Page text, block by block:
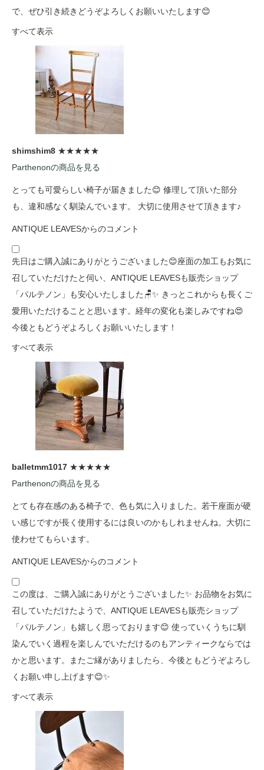
で、ぜひ引き続きどうぞよろしくお願いいたします😊
すべて表示
shimshim8 ★★★★★
Parthenonの商品を見る
とっても可愛らしい椅子が届きました😊 修理して頂いた部分
も、違和感なく馴染んでいます。 大切に使用させて頂きます♪
ANTIQUE LEAVESからのコメント
先日はご購入誠にありがとうございました😊座面の加工もお気に
召していただけたと伺い、ANTIQUE LEAVESも販売ショップ
「パルテノン」も安心いたしました🪑✨ きっとこれからも長くご
愛用いただけることと思います。経年の変化も楽しみですね😍
今後ともどうぞよろしくお願いいたします！
すべて表示
balletmm1017 ★★★★★
Parthenonの商品を見る
とても存在感のある椅子で、色も気に入りました。若干座面が硬
い感じですが長く使用するには良いのかもしれませんね。大切に
使わせてもらいます。
ANTIQUE LEAVESからのコメント
この度は、ご購入誠にありがとうございました✨ お品物をお気に
召していただけたようで、ANTIQUE LEAVESも販売ショップ
「パルテノン」も嬉しく思っております😊 使っていくうちに馴
染んでいく過程を楽しんでいただけるのもアンティークならでは
かと思います。またご縁がありましたら、今後ともどうぞよろし
くお願い申し上げます😊✨
すべて表示